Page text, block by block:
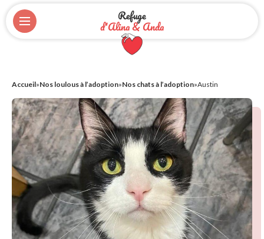
Refuge
d'Alina & Anda
Accueil»Nos loulous à l’adoption»Nos chats à l’adoption»Austin